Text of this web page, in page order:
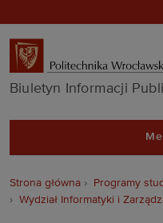
Biuletyn Informacji
Strona główna Programy
Wydział Informatyki i